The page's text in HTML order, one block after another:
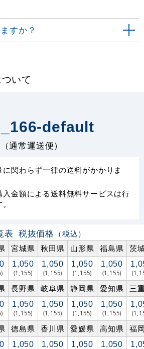
すか？
いて
default
（通常運送便）
関わらず一律の送料がかかりま
入金額による送料無料サービスは行
表 税抜価格 （税込）
宮城県 秋田県 山形県 福島県 茨
1,050
(1,155)
1,050
(1,155)
1,050
(1,155)
1,050
(1,155)
長野県 岐阜県 静岡県 愛知県 三
1,050
(1,155)
1,050
(1,155)
1,050
(1,155)
1,050
(1,155)
徳島県 香川県 愛媛県 高知県 福
1,050 1,050 1,050 1,050